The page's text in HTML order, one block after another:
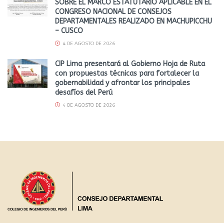
SOBRE EL MARCO ESTATUTARIO APLICABLE EN EL
CONGRESO NACIONAL DE CONSEJOS
DEPARTAMENTALES REALIZADO EN MACHUPICCHU
– CUSCO
4 DE AGOSTO DE 2026
CIP Lima presentará al Gobierno Hoja de Ruta
con propuestas técnicas para fortalecer la
gobernabilidad y afrontar los principales
desafíos del Perú
4 DE AGOSTO DE 2026